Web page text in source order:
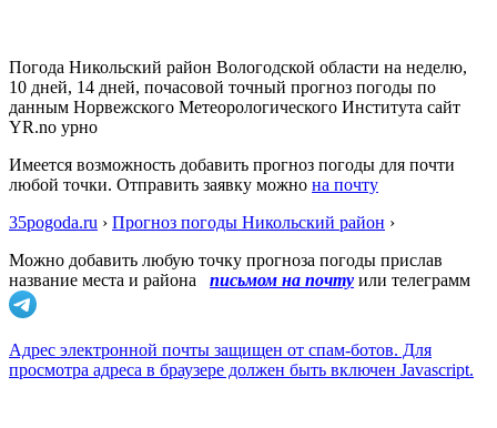
Погода Никольский район Вологодской области на неделю,
10 дней, 14 дней, почасовой точный прогноз погоды по
данным Норвежского Метеорологического Института сайт
YR.no урно
Имеется возможность добавить прогноз погоды для почти
любой точки. Отправить заявку можно на почту
35pogoda.ru › Прогноз погоды Никольский район ›
Можно добавить любую точку прогноза погоды прислав
название места и района
письмом на почту или телеграмм
Адрес электронной почты защищен от спам-ботов. Для
просмотра адреса в браузере должен быть включен Javascript.